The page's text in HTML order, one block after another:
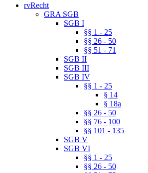
rvRecht
GRA SGB
SGB I
§§ 1 - 25
§§ 26 - 50
§§ 51 - 71
SGB II
SGB III
SGB IV
§§ 1 - 25
§ 14
§ 18a
§§ 26 - 50
§§ 76 - 100
§§ 101 - 135
SGB V
SGB VI
§§ 1 - 25
§§ 26 - 50